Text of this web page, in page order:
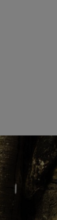
como